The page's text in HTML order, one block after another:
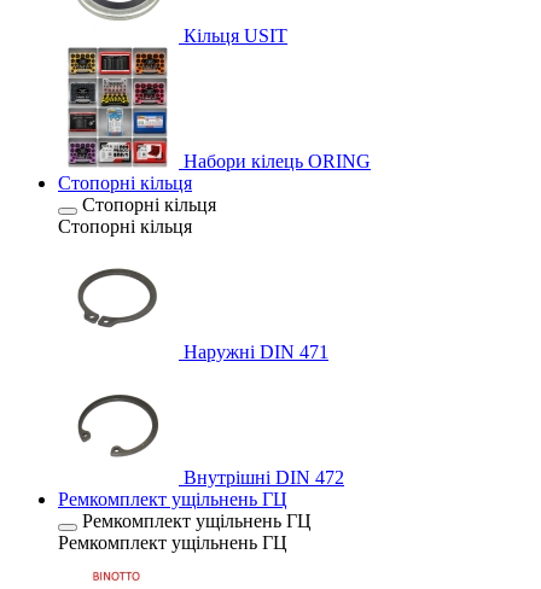
Кільця USIT
Набори кілець ORING
Стопорні кільця
Стопорні кільця
Стопорні кільця
Наружні DIN 471
Внутрішні DIN 472
Ремкомплект ущільнень ГЦ
Ремкомплект ущільнень ГЦ
Ремкомплект ущільнень ГЦ